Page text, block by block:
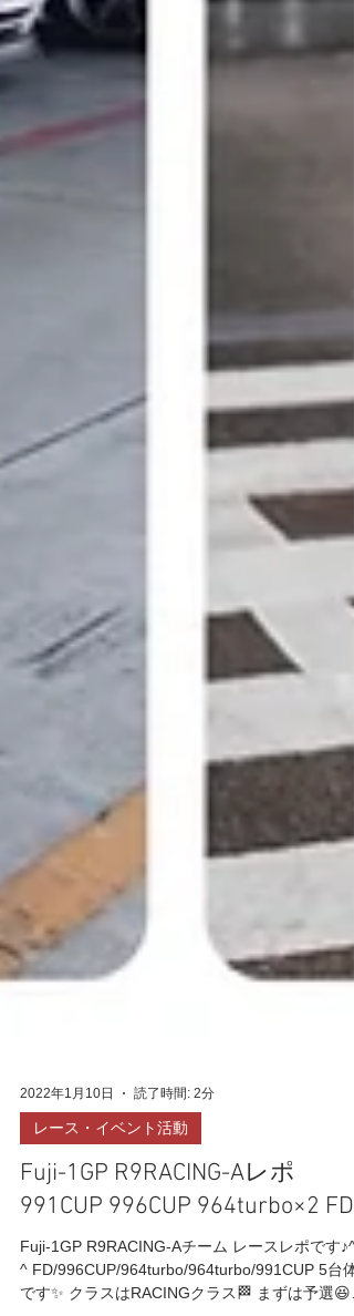
2022年1月10日 読了時間: 2分
レース・イベント活動
Fuji-1GP R9RACING-Aレポ
991CUP 996CUP 964turbo×2 FD
^ FD/996CUP/964turbo/964turbo/991CUP 5台体